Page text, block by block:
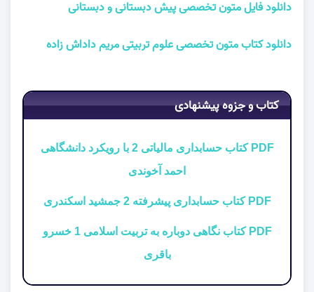
دانلود فایل متون تخصصی پیش دبستانی و دبستانی
دانلود کتاب متون تخصصی علوم تربیتی مریم داداش زاده
کتاب و جزوه پیشنهادی
PDF کتاب حسابداری مالیاتی 2 با رویکرد دانشگاهی
احمد آخوندی
PDF کتاب حسابداری پیشرفته 2 جمشید اسکندری
PDF کتاب نگاهی دوباره به تربیت اسلامی 1 خسرو
باقری